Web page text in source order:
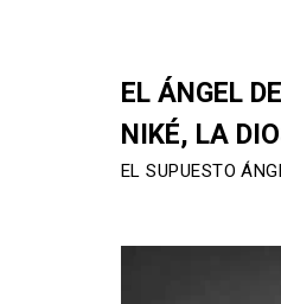
EL ÁNGEL
NIKÉ, LA
EL SUPUESTO